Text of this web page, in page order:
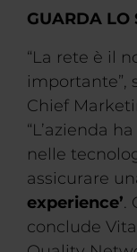
GUARDA LO
“La rete è il
importante”,
Chief
“L’azienda
nelle
assicurare
experience’.
conclude